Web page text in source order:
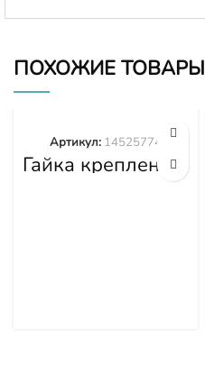
ПОХОЖИЕ ТОВАРЫ
Гайка крепления
башмака
Артикул: 14525774